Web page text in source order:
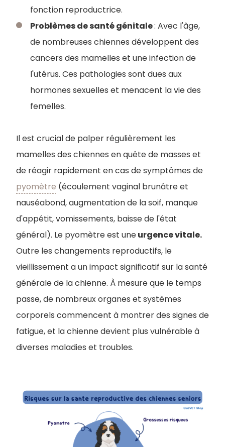
fonction reproductrice.
Problèmes de santé génitale: Avec l'âge,
de nombreuses chiennes développent des
cancers des mamelles et une infection de
l'utérus. Ces pathologies sont dues aux
hormones sexuelles et menacent la vie des
femelles.
Il est crucial de palper régulièrement les
mamelles des chiennes en quête de masses et
de réagir rapidement en cas de symptômes de
pyomètre (écoulement vaginal brunâtre et
nauséabond, augmentation de la soif, manque
d'appétit, vomissements, baisse de l'état
général). Le pyomètre est uneurgence vitale.
Outre les changements reproductifs, le
vieillissement a un impact significatif sur la santé
générale de la chienne. À mesure que le temps
passe, de nombreux organes et systèmes
corporels commencent à montrer des signes de
fatigue, et la chienne devient plus vulnérable à
diverses maladies et troubles.